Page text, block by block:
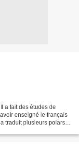
a fait des études de
enseigné le français
traduit plusieurs polars